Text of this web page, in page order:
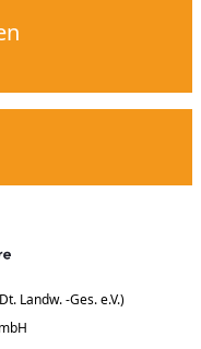
Landw. -Ges. e.V.)